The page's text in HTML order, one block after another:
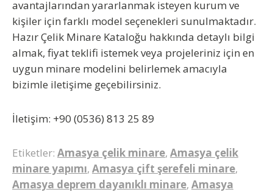
avantajlarından yararlanmak isteyen kurum ve
kişiler için farklı model seçenekleri sunulmaktadır.
Hazır Çelik Minare Kataloğu hakkında detaylı bilgi
almak, fiyat teklifi istemek veya projeleriniz için en
uygun minare modelini belirlemek amacıyla
bizimle iletişime geçebilirsiniz.
İletişim: +90 (0536) 813 25 89
Etiketler: Amasya çelik minare, Amasya çelik
minare yapımı, Amasya çift şerefeli minare,
Amasya deprem dayanıklı minare, Amasya